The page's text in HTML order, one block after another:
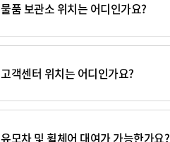
물품 보관소 위치는 어디인가요?
고객센터 위치는 어디인가요?
유모차 및 휠체어 대여가 가능한가요?